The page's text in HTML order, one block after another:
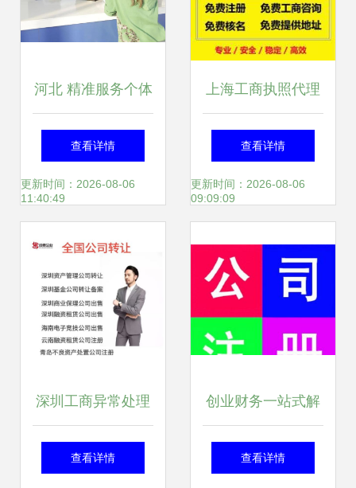
河北 精准服务个体
工商户，助力经济
稳增长
查看详情
更新时间：2026-08-06
11:40:49
上海工商执照代理
办理的可靠性分析
与投资咨询服务关
查看详情
更新时间：2026-08-06
09:09:09
深圳工商异常处理
及文登市工商咨询
查看详情
创业财务一站式解
决——600元搞定
查看详情